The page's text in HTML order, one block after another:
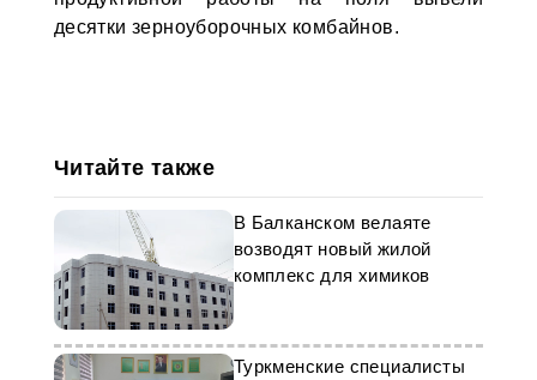
десятки зерноуборочных комбайнов.
Читайте также
В Балканском велаяте
возводят новый жилой
комплекс для химиков
Туркменские специалисты